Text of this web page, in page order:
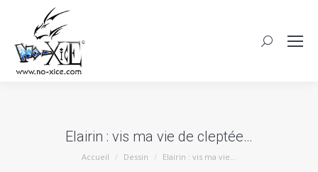
Elairin : vis ma vie de cleptée…
Vous êtes ici :
Accueil Dessin Elairin : vis ma vie…